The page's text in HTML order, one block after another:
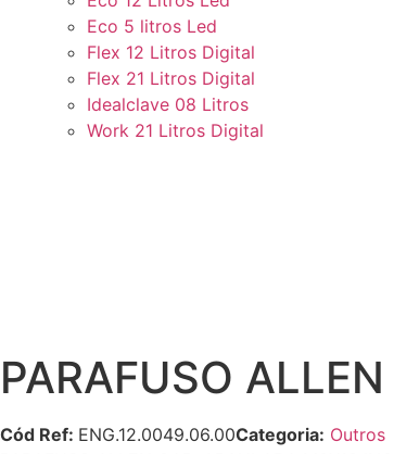
Eco 5 litros Led
Flex 12 Litros Digital
Flex 21 Litros Digital
Idealclave 08 Litros
Work 21 Litros Digital
PARAFUSO
Cód Ref: ENG.12.0049.06.00Categoria: Outros